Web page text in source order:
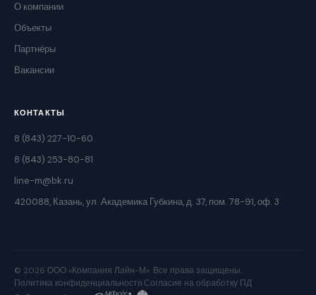
О компании
Объекты
Партнёры
Вакансии
КОНТАКТЫ
8 (843) 227-10-60
8 (843) 253-80-81
line-m@bk.ru
420088, Казань, ул. Академика Губкина, д. 37, пом. 78-91, оф. 3
© 2026 ООО «Компания Лайн-М». Все права защищены.
Политика конфиденциальности·Согласие на обработку ПД